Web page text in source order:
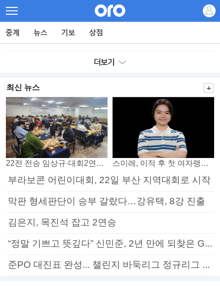
최신 뉴스
22전 전승 임상규·대회2연패 노리는 김다빈…왕중왕전 16강 7일부터 스미레, 이적 후 첫 여자랭킹 3위
부라보콘 어린이대회, 22일 부산 지역대회로 시작
막판 형세판단이 승부 갈랐다…강유택, 8강 진출
김은지, 목진석 잡고 2연승
“정말 기쁘고 뜻깊다” 신민준, 2년 만에 되찾은 GS칼텍스배 정상
준PO 대진표 완성... 챌린지 바둑리그 정규리그 종료